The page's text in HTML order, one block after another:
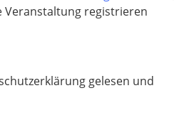
Veranstaltung registrieren
gelesen und